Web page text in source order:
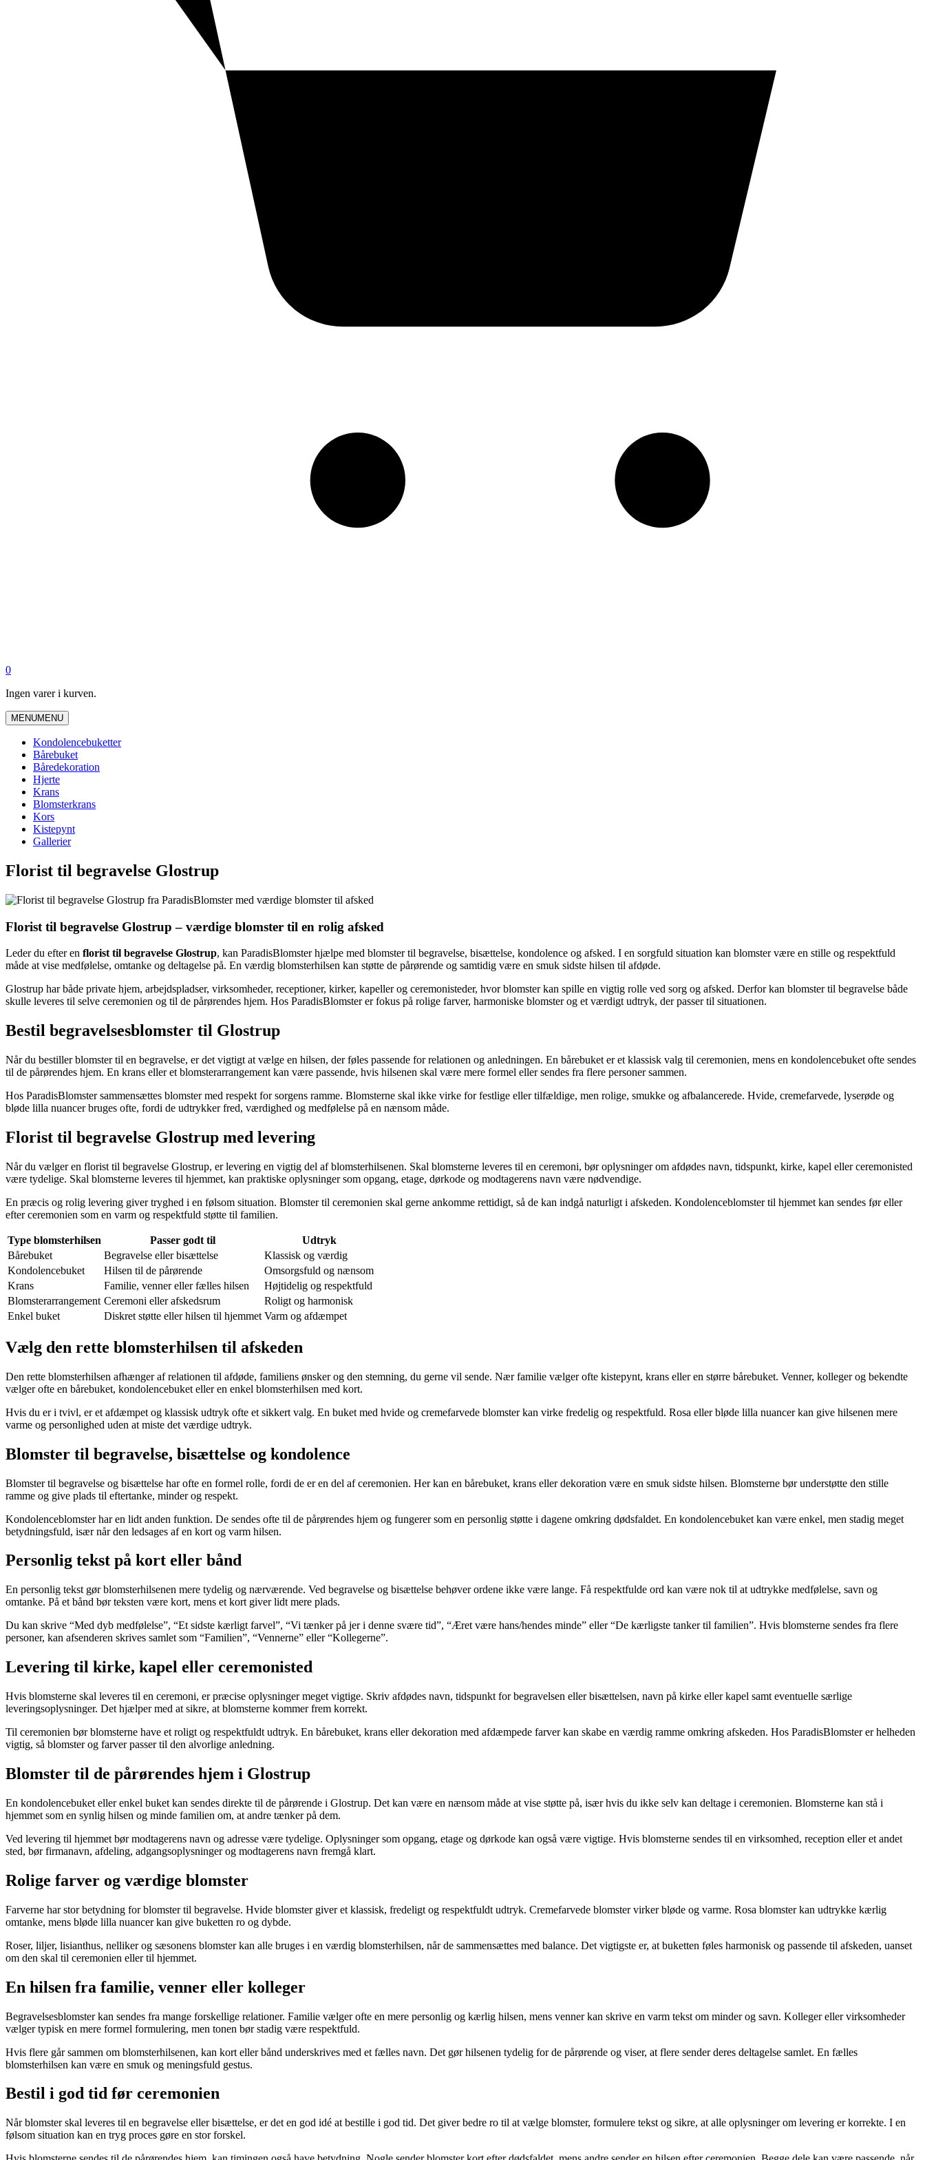
0
Ingen varer i kurven.
MENUMENU
Kondolencebuketter
Bårebuket
Båredekoration
Hjerte
Krans
Blomsterkrans
Kors
Kistepynt
Gallerier
Florist til begravelse Glostrup
Florist til begravelse Glostrup – værdige blomster til en rolig afsked
Leder du efter en florist til begravelse Glostrup, kan ParadisBlomster hjælpe med blomster til begravelse, bisættelse, kondolence og afsked. I en sorgfuld situation kan blomster være en stille og respektfuld
måde at vise medfølelse, omtanke og deltagelse på. En værdig blomsterhilsen kan støtte de pårørende og samtidig være en smuk sidste hilsen til afdøde.
Glostrup har både private hjem, arbejdspladser, virksomheder, receptioner, kirker, kapeller og ceremonisteder, hvor blomster kan spille en vigtig rolle ved sorg og afsked. Derfor kan blomster til begravelse både
skulle leveres til selve ceremonien og til de pårørendes hjem. Hos ParadisBlomster er fokus på rolige farver, harmoniske blomster og et værdigt udtryk, der passer til situationen.
Bestil begravelsesblomster til Glostrup
Når du bestiller blomster til en begravelse, er det vigtigt at vælge en hilsen, der føles passende for relationen og anledningen. En bårebuket er et klassisk valg til ceremonien, mens en kondolencebuket ofte sendes
til de pårørendes hjem. En krans eller et blomsterarrangement kan være passende, hvis hilsenen skal være mere formel eller sendes fra flere personer sammen.
Hos ParadisBlomster sammensættes blomster med respekt for sorgens ramme. Blomsterne skal ikke virke for festlige eller tilfældige, men rolige, smukke og afbalancerede. Hvide, cremefarvede, lyserøde og
bløde lilla nuancer bruges ofte, fordi de udtrykker fred, værdighed og medfølelse på en nænsom måde.
Florist til begravelse Glostrup med levering
Når du vælger en florist til begravelse Glostrup, er levering en vigtig del af blomsterhilsenen. Skal blomsterne leveres til en ceremoni, bør oplysninger om afdødes navn, tidspunkt, kirke, kapel eller ceremonisted
være tydelige. Skal blomsterne leveres til hjemmet, kan praktiske oplysninger som opgang, etage, dørkode og modtagerens navn være nødvendige.
En præcis og rolig levering giver tryghed i en følsom situation. Blomster til ceremonien skal gerne ankomme rettidigt, så de kan indgå naturligt i afskeden. Kondolenceblomster til hjemmet kan sendes før eller
efter ceremonien som en varm og respektfuld støtte til familien.
Type blomsterhilsen Passer godt til
Udtryk
Bårebuket
Begravelse eller bisættelse
Klassisk og værdig
Kondolencebuket
Hilsen til de pårørende
Omsorgsfuld og nænsom
Krans
Familie, venner eller fælles hilsen
Højtidelig og respektfuld
Blomsterarrangement Ceremoni eller afskedsrum
Roligt og harmonisk
Enkel buket
Diskret støtte eller hilsen til hjemmet Varm og afdæmpet
Vælg den rette blomsterhilsen til afskeden
Den rette blomsterhilsen afhænger af relationen til afdøde, familiens ønsker og den stemning, du gerne vil sende. Nær familie vælger ofte kistepynt, krans eller en større bårebuket. Venner, kolleger og bekendte
vælger ofte en bårebuket, kondolencebuket eller en enkel blomsterhilsen med kort.
Hvis du er i tvivl, er et afdæmpet og klassisk udtryk ofte et sikkert valg. En buket med hvide og cremefarvede blomster kan virke fredelig og respektfuld. Rosa eller bløde lilla nuancer kan give hilsenen mere
varme og personlighed uden at miste det værdige udtryk.
Blomster til begravelse, bisættelse og kondolence
Blomster til begravelse og bisættelse har ofte en formel rolle, fordi de er en del af ceremonien. Her kan en bårebuket, krans eller dekoration være en smuk sidste hilsen. Blomsterne bør understøtte den stille
ramme og give plads til eftertanke, minder og respekt.
Kondolenceblomster har en lidt anden funktion. De sendes ofte til de pårørendes hjem og fungerer som en personlig støtte i dagene omkring dødsfaldet. En kondolencebuket kan være enkel, men stadig meget
betydningsfuld, især når den ledsages af en kort og varm hilsen.
Personlig tekst på kort eller bånd
En personlig tekst gør blomsterhilsenen mere tydelig og nærværende. Ved begravelse og bisættelse behøver ordene ikke være lange. Få respektfulde ord kan være nok til at udtrykke medfølelse, savn og
omtanke. På et bånd bør teksten være kort, mens et kort giver lidt mere plads.
Du kan skrive “Med dyb medfølelse”, “Et sidste kærligt farvel”, “Vi tænker på jer i denne svære tid”, “Æret være hans/hendes minde” eller “De kærligste tanker til familien”. Hvis blomsterne sendes fra flere
personer, kan afsenderen skrives samlet som “Familien”, “Vennerne” eller “Kollegerne”.
Levering til kirke, kapel eller ceremonisted
Hvis blomsterne skal leveres til en ceremoni, er præcise oplysninger meget vigtige. Skriv afdødes navn, tidspunkt for begravelsen eller bisættelsen, navn på kirke eller kapel samt eventuelle særlige
leveringsoplysninger. Det hjælper med at sikre, at blomsterne kommer frem korrekt.
Til ceremonien bør blomsterne have et roligt og respektfuldt udtryk. En bårebuket, krans eller dekoration med afdæmpede farver kan skabe en værdig ramme omkring afskeden. Hos ParadisBlomster er helheden
vigtig, så blomster og farver passer til den alvorlige anledning.
Blomster til de pårørendes hjem i Glostrup
En kondolencebuket eller enkel buket kan sendes direkte til de pårørende i Glostrup. Det kan være en nænsom måde at vise støtte på, især hvis du ikke selv kan deltage i ceremonien. Blomsterne kan stå i
hjemmet som en synlig hilsen og minde familien om, at andre tænker på dem.
Ved levering til hjemmet bør modtagerens navn og adresse være tydelige. Oplysninger som opgang, etage og dørkode kan også være vigtige. Hvis blomsterne sendes til en virksomhed, reception eller et andet
sted, bør firmanavn, afdeling, adgangsoplysninger og modtagerens navn fremgå klart.
Rolige farver og værdige blomster
Farverne har stor betydning for blomster til begravelse. Hvide blomster giver et klassisk, fredeligt og respektfuldt udtryk. Cremefarvede blomster virker bløde og varme. Rosa blomster kan udtrykke kærlig
omtanke, mens bløde lilla nuancer kan give buketten ro og dybde.
Roser, liljer, lisianthus, nelliker og sæsonens blomster kan alle bruges i en værdig blomsterhilsen, når de sammensættes med balance. Det vigtigste er, at buketten føles harmonisk og passende til afskeden, uanset
om den skal til ceremonien eller til hjemmet.
En hilsen fra familie, venner eller kolleger
Begravelsesblomster kan sendes fra mange forskellige relationer. Familie vælger ofte en mere personlig og kærlig hilsen, mens venner kan skrive en varm tekst om minder og savn. Kolleger eller virksomheder
vælger typisk en mere formel formulering, men tonen bør stadig være respektfuld.
Hvis flere går sammen om blomsterhilsenen, kan kort eller bånd underskrives med et fælles navn. Det gør hilsenen tydelig for de pårørende og viser, at flere sender deres deltagelse samlet. En fælles
blomsterhilsen kan være en smuk og meningsfuld gestus.
Bestil i god tid før ceremonien
Når blomster skal leveres til en begravelse eller bisættelse, er det en god idé at bestille i god tid. Det giver bedre ro til at vælge blomster, formulere tekst og sikre, at alle oplysninger om levering er korrekte. I en
følsom situation kan en tryg proces gøre en stor forskel.